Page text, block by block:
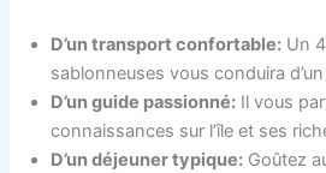
D’un transport confortable: Un
sablonneuses vous conduira d’un
D’un guide passionné: Il vous
connaissances sur l’île et ses
D’un déjeuner typique: Goûtez